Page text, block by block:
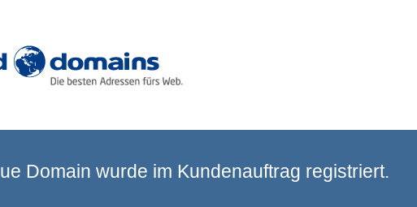
Domain wurde im Kundenauftrag registriert.